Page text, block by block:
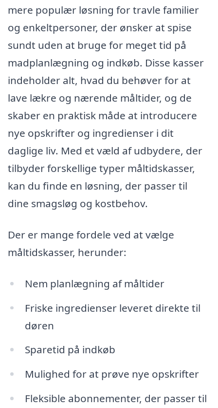
mere populær løsning for travle familier
og enkeltpersoner, der ønsker at spise
sundt uden at bruge for meget tid på
madplanlægning og indkøb. Disse kasser
indeholder alt, hvad du behøver for at
lave lækre og nærende måltider, og de
skaber en praktisk måde at introducere
nye opskrifter og ingredienser i dit
daglige liv. Med et væld af udbydere, der
tilbyder forskellige typer måltidskasser,
kan du finde en løsning, der passer til
dine smagsløg og kostbehov.
Der er mange fordele ved at vælge
måltidskasser, herunder:
Nem planlægning af måltider
Friske ingredienser leveret direkte til
døren
Sparetid på indkøb
Mulighed for at prøve nye opskrifter
Fleksible abonnementer, der passer til